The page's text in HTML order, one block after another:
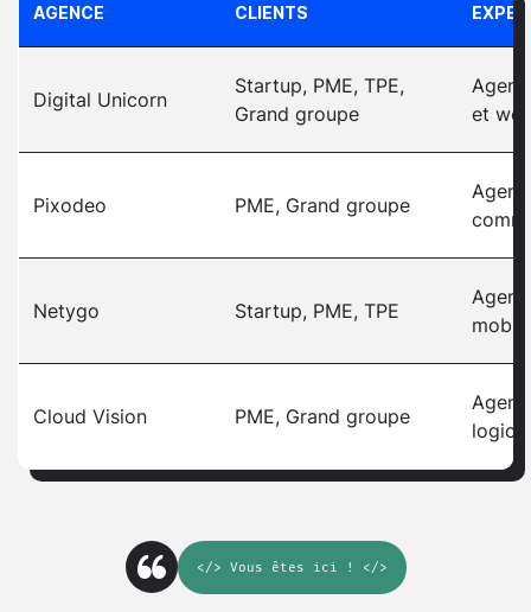
AGENCE CLIENTS
Digital Unicorn
Startup, PME, TPE,
Grand groupe
et
Pixodeo PME, Grand groupe
Netygo Startup, PME, TPE
mobile
Cloud Vision PME, Grand groupe
</> Vous êtes ici ! </>